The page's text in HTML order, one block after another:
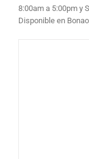
8:00am a 5:00pm y
Disponible en